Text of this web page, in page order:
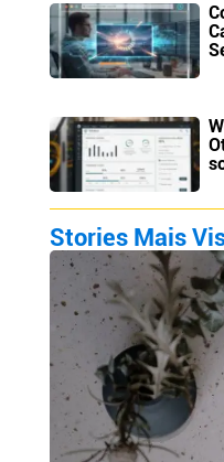
Stories Mais